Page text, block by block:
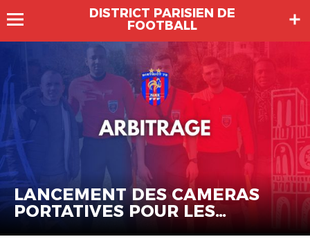
DISTRICT PARISIEN DE
FOOTBALL
LANCEMENT DES CAMERAS
PORTATIVES POUR LES
ARBITRES